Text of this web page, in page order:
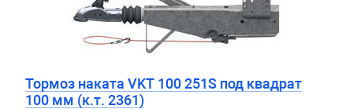
Тормоз наката VKT 100 251S под квадрат
100 мм (к.т. 2361)